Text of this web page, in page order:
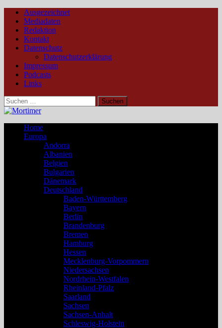
Ausgezeichnet
Mediadaten
Redaktion
Kontakt
Datenschutz
Datenschutzerklärung
Impressum
Podcasts
Links
Suchen
nach:
Home
Europa
Andorra
Albanien
Belgien
Bulgarien
Dänemark
Deutschland
Baden-Württemberg
Bayern
Berlin
Brandenburg
Bremen
Hamburg
Hessen
Mecklenburg-Vorpommern
Niedersachsen
Nordrhein-Westfalen
Rheinland-Pfalz
Saarland
Sachsen
Sachsen-Anhalt
Schleswig-Holstein